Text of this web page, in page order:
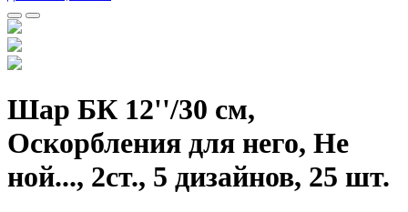
Шар БК 12''/30 см,
Оскорбления для него, Не
ной..., 2ст., 5 дизайнов, 25 шт.